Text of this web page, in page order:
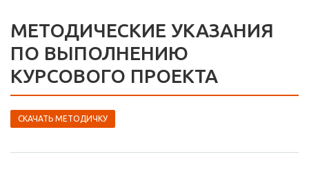
МЕТОДИЧЕСКИЕ УКАЗАНИЯ
ПО ВЫПОЛНЕНИЮ
КУРСОВОГО ПРОЕКТА
СКАЧАТЬ МЕТОДИЧКУ